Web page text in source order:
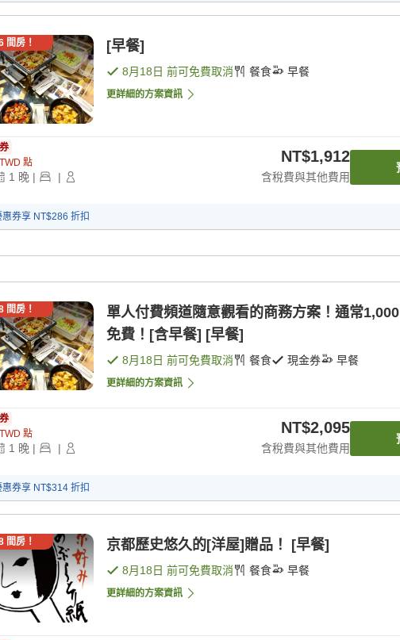
間房！ [早餐]
8月18日 前可免費取消 餐食 早餐
更詳細的方案資訊
TWD 點
1 晚 | |
NT$1,912
含稅費與其他費用
惠券享 NT$286 折扣
間房！
單人付費頻道隨意觀看的商務方案！通常
免費！[含早餐] [早餐]
8月18日 前可免費取消 餐食 現金券 早餐
更詳細的方案資訊
TWD 點
1 晚 | |
NT$2,095
含稅費與其他費用
惠券享 NT$314 折扣
間房！ 京都歷史悠久的[洋屋]贈品！ [早餐]
8月18日 前可免費取消 餐食 早餐
更詳細的方案資訊